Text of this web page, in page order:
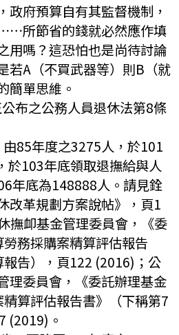
政府預算自有其監督機制，
所節省的錢就必然應作填
用嗎？這恐怕也是尚待討論
若A（不買武器等）則B（就
簡單思維。
布之公務人員退休法第8條
85年度之3275人，於101
於103年底領取退撫給與人
年底為148888人。請見銓
改革規劃方案說帖》，頁1
撫卹基金管理委員會，《委
務採購案精算評估報告
告），頁122 (2016)；公
理委員會，《委託辦理基金
算評估報告書》（下稱第7
(2019)。